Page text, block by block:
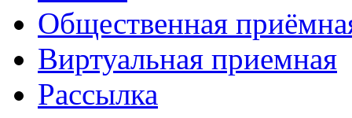
Общественная
Виртуальная приемная
Рассылка